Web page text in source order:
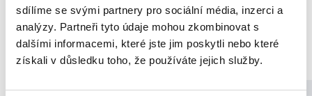
sdílíme se svými partnery pro sociální média, inzerci a
analýzy. Partneři tyto údaje mohou zkombinovat s
dalšími informacemi, které jste jim poskytli nebo které
získali v důsledku toho, že používáte jejich služby.
Fotos vorher und nachher